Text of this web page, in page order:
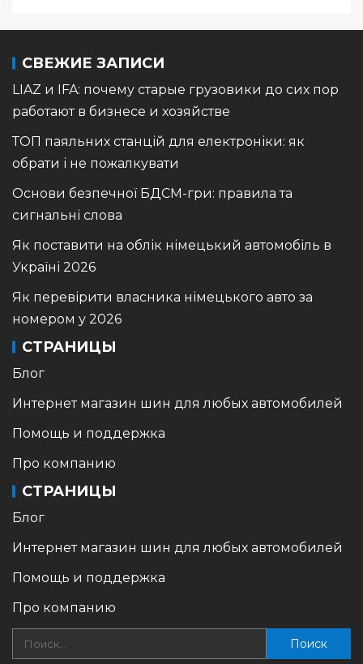
СВЕЖИЕ ЗАПИСИ
LIAZ и IFA: почему старые грузовики до сих пор
работают в бизнесе и хозяйстве
ТОП паяльних станцій для електроніки: як
обрати і не пожалкувати
Основи безпечної БДСМ-гри: правила та
сигнальні слова
Як поставити на облік німецький автомобіль в
Україні 2026
Як перевірити власника німецького авто за
номером у 2026
СТРАНИЦЫ
Блог
Интернет магазин шин для любых автомобилей
Помощь и поддержка
Про компанию
СТРАНИЦЫ
Блог
Интернет магазин шин для любых автомобилей
Помощь и поддержка
Про компанию